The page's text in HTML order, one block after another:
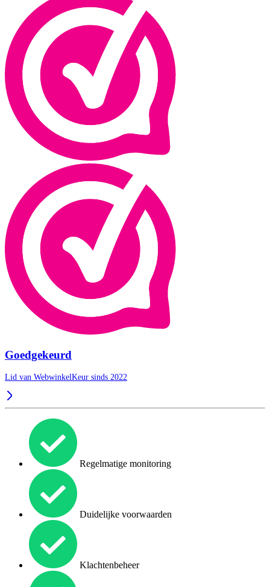
Goedgekeurd
Lid van WebwinkelKeur sinds 2022
Regelmatige monitoring
Duidelijke voorwaarden
Klachtenbeheer